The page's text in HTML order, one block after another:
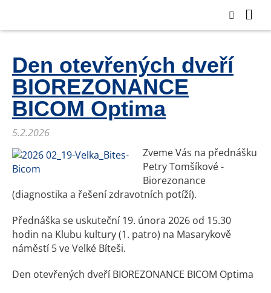
Den otevřených dveří
BIOREZONANCE
BICOM Optima
5.2.2026
Zveme Vás na přednášku
Petry Tomšíkové -
Biorezonance
(diagnostika a řešení zdravotních potíží).
Přednáška se uskuteční 19. února 2026 od 15.30
hodin na Klubu kultury (1. patro) na Masarykově
náměstí 5 ve Velké Bíteši.
Den otevřených dveří BIOREZONANCE BICOM Optima